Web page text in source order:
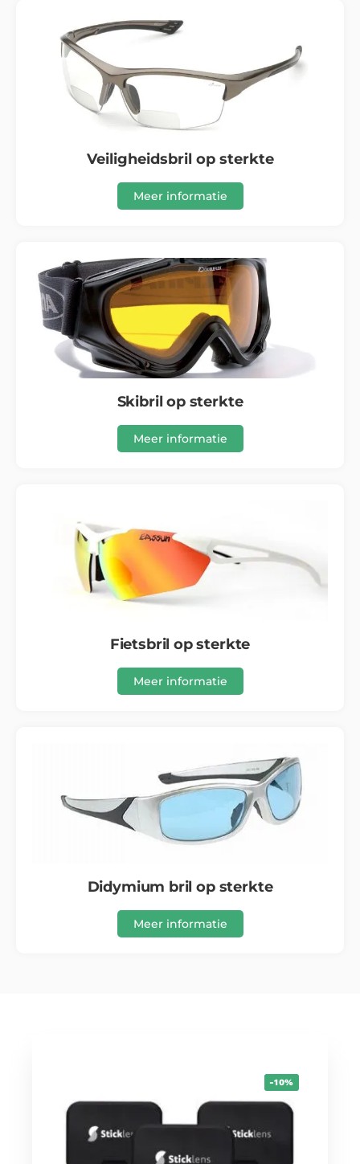
Veiligheidsbril op sterkte
Meer informatie
Skibril op sterkte
Meer informatie
Fietsbril op sterkte
Meer informatie
Didymium bril op sterkte
Meer informatie
-10%